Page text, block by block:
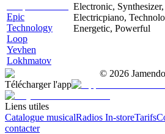
Epic
Technology
Loop
Yevhen
Lokhmatov
Electronic, Synthesizer,
Electricpiano,
Energetic, Powerful
© 2026
Télécharger l'app
Liens utiles
Catalogue musicalRadios In-storeTarifs
contacter